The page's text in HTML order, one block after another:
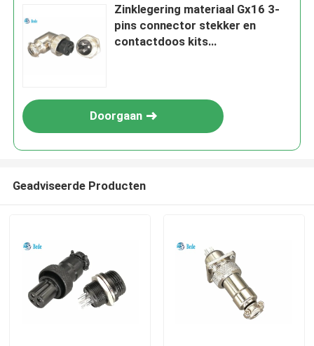
Zinklegering materiaal Gx16 3-
pins connector stekker en
contactdoos kits
Doorgaan
Geadviseerde Producten